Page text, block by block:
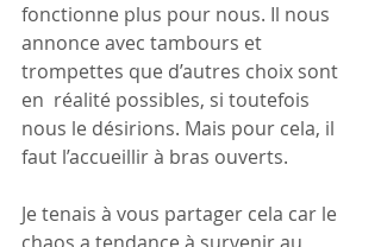
fonctionne plus pour nous. Il nous
annonce avec tambours et
trompettes que d’autres choix sont
en  réalité possibles, si toutefois
nous le désirions. Mais pour cela, il
faut l’accueillir à bras ouverts.
Je tenais à vous partager cela car le